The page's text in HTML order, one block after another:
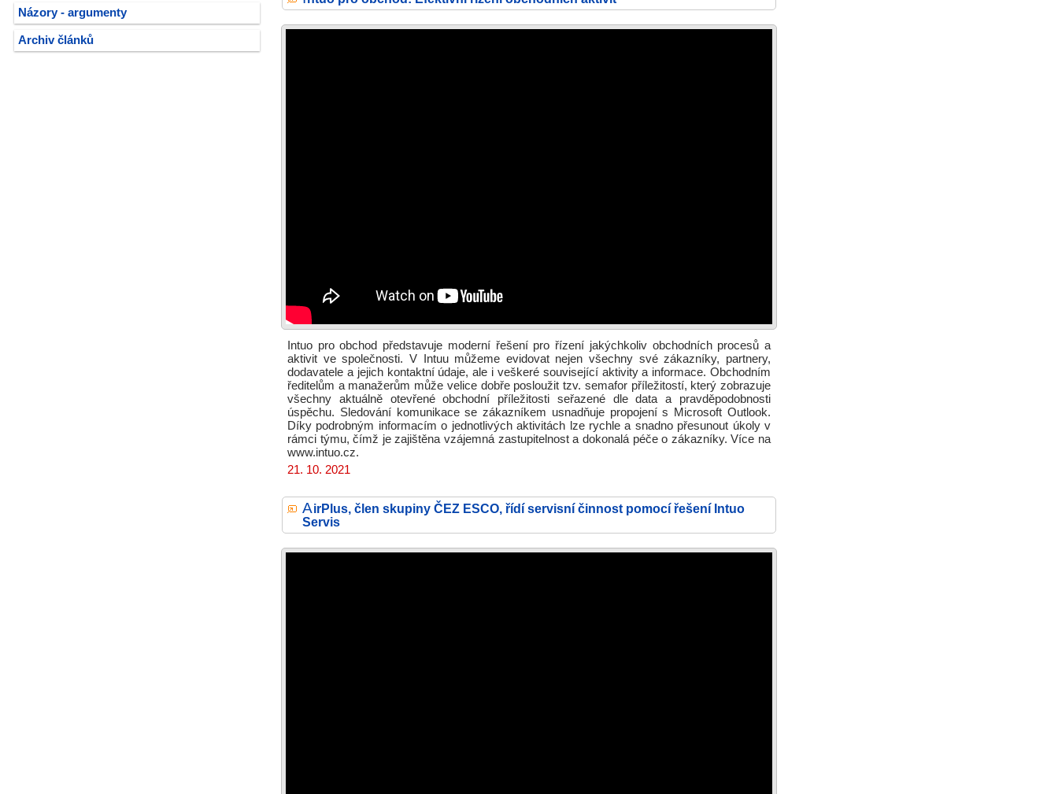
Názory - argumenty
Archiv článků
Intuo pro obchod představuje moderní řešení pro řízení jakýchkoliv obchodních procesů a
aktivit ve společnosti. V Intuu můžeme evidovat nejen všechny své zákazníky, partnery,
dodavatele a jejich kontaktní údaje, ale i veškeré související aktivity a informace. Obchodním
ředitelům a manažerům může velice dobře posloužit tzv. semafor příležitostí, který zobrazuje
všechny aktuálně otevřené obchodní příležitosti seřazené dle data a pravděpodobnosti
úspěchu. Sledování komunikace se zákazníkem usnadňuje propojení s Microsoft Outlook.
Díky podrobným informacím o jednotlivých aktivitách lze rychle a snadno přesunout úkoly v
rámci týmu, čímž je zajištěna vzájemná zastupitelnost a dokonalá péče o zákazníky. Více na
www.intuo.cz.
21. 10. 2021
AirPlus, člen skupiny ČEZ ESCO, řídí servisní činnost pomocí řešení Intuo
Servis